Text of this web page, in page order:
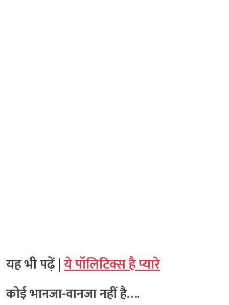
यह भी पढ़ें |ये पॉलिटिक्स है प्यारे
कोई भानजा-वानजा नहीं है….